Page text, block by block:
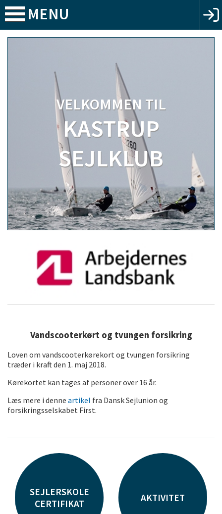
MENU
VELKOMMEN TIL
KASTRUP
SEJLKLUB
Vandscooterkørt og tvungen forsikring
Loven om vandscooterkørekort og tvungen forsikring
træder i kraft den 1. maj 2018.
Kørekortet kan tages af personer over 16 år.
Læs mere i denne artikel fra Dansk Sejlunion og
forsikringsselskabet First.
SEJLERSKOLE
CERTIFIKAT
AKTIVITET